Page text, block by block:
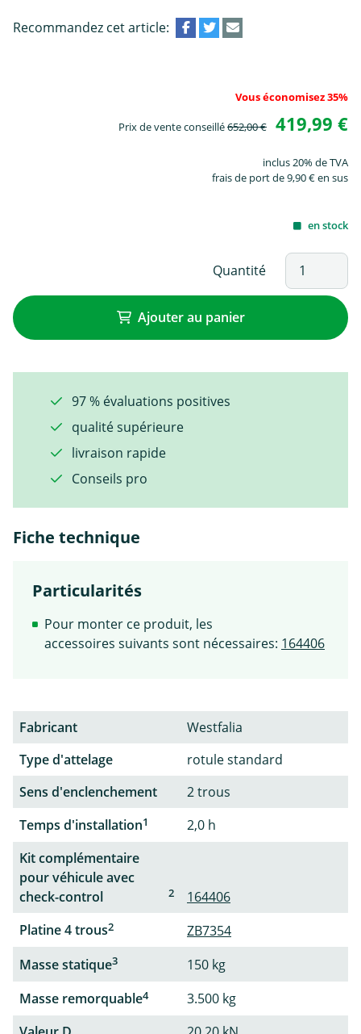
Recommandez cet article:
Vous économisez 35%
Prix de vente conseillé652,00 € 419,99 €
inclus 20% de TVA
frais de port de 9,90 € en sus
en stock
Quantité
Ajouter au panier
97 % évaluations positives
qualité supérieure
livraison rapide
Conseils pro
Fiche technique
Particularités
Pour monter ce produit, les
accessoires suivants sont nécessaires: 164406
Fabricant
Westfalia
Type d'attelage
rotule standard
Sens d'enclenchement
2 trous
Temps d'installation1
2,0 h
Kit complémentaire
pour véhicule avec
check-control
2
164406
Platine 4 trous2
ZB7354
Masse statique3
150 kg
Masse remorquable4
3.500 kg